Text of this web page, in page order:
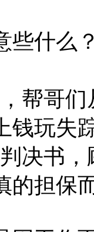
些什么
帮哥们
钱玩失
决书
的担保